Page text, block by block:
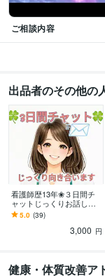
ご相談内容
出品者のその他の
看護師歴13年❀３日間チ
ャットじっくりお話しし
ます 3日間あなたに寄り添
います❀長文OK❀お悩み
5.0 (39)
3,000 円
健康・体質改善ア